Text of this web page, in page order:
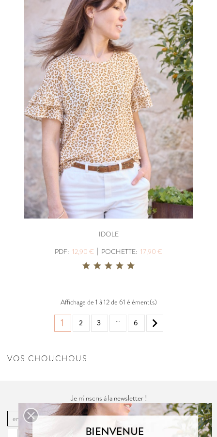
IDOLE
PDF: 12,90 € | POCHETTE: 17,90 €
Affichage de 1 à 12 de 61 élément(s)
1 2 3 … 6 
VOS CHOUCHOUS
Je m'inscris à la newsletter !
OK
Vous pouvez vous désinscrire à tout moment. Vous trouverez pour cela